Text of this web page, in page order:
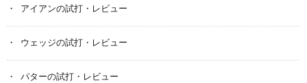
アイアンの試打・レビュー
ウェッジの試打・レビュー
パターの試打・レビュー